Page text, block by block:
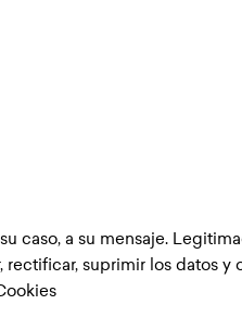
caso, a su mensaje.
suprimir los datos